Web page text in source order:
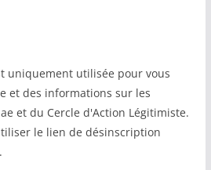
uniquement utilisée pour vous
et des informations sur les
et du Cercle d'Action Légitimiste.
le lien de désinscription